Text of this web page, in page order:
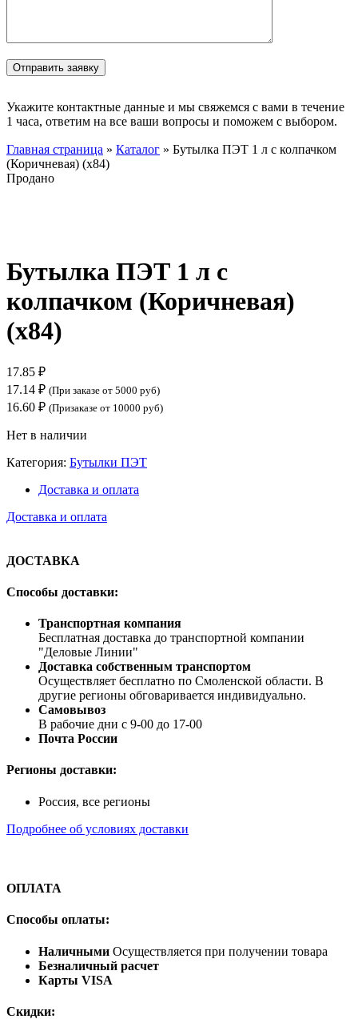
Укажите контактные данные и мы свяжемся с вами в течение
1 часа, ответим на все ваши вопросы и поможем с выбором.
Главная страница » Каталог » Бутылка ПЭТ 1 л с колпачком
(Коричневая) (х84)
Продано
Бутылка ПЭТ 1 л с
колпачком (Коричневая)
(х84)
17.85 ₽
17.14 ₽ (При заказе от 5000 руб)
16.60 ₽ (Призаказе от 10000 руб)
Нет в наличии
Категория: Бутылки ПЭТ
Доставка и оплата
Доставка и оплата
ДОСТАВКА
Способы доставки:
Транспортная компания
Бесплатная доставка до транспортной компании
"Деловые Линии"
Доставка собственным транспортом
Осуществляет бесплатно по Смоленской области. В
другие регионы обговаривается индивидуально.
Самовывоз
В рабочие дни с 9-00 до 17-00
Почта России
Регионы доставки:
Россия, все регионы
Подробнее об условиях доставки
ОПЛАТА
Способы оплаты:
Наличными Осуществляется при получении товара
Безналичный расчет
Карты VISA
Скидки: